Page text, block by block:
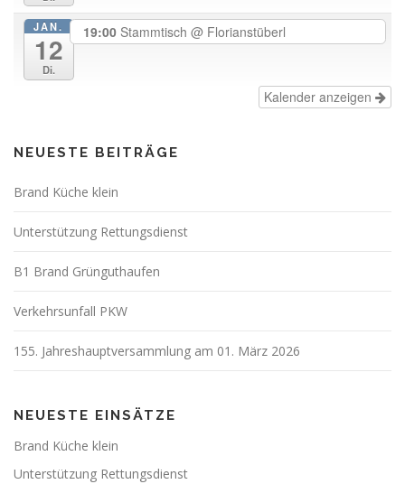
JAN.
12
Di.
19:00 Stammtisch @ Florianstüberl
Kalender anzeigen
NEUESTE BEITRÄGE
Brand Küche klein
Unterstützung Rettungsdienst
B1 Brand Grünguthaufen
Verkehrsunfall PKW
155. Jahreshauptversammlung am 01. März 2026
NEUESTE EINSÄTZE
Brand Küche klein
Unterstützung Rettungsdienst